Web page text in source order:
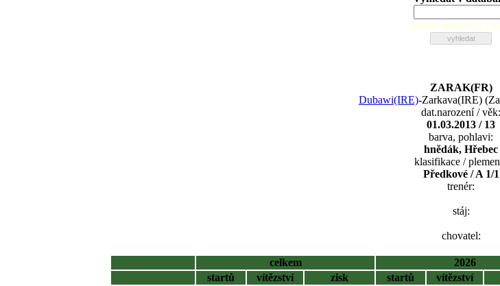
zadejte alespoň 2
ZARAK(FR)
Dubawi(IRE)-Zarkava(IRE) (
dat.narození / věk:
01.03.2013 / 13
barva, pohlavi:
hnědák, Hřebec
klasifikace /
Předkové / A 1/1
trenér:
stáj:
chovatel:
celkem
2026
startů
vítězství zisk startů vítězství